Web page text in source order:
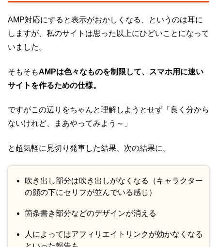
AMP対応にすると表示がおかしくなる、というのは耳に
しますが、私のサイトは思った以上にひどいことになって
いました。
そもそもAMPは色々なものを制限して、スマホ用に速い
サイトを作るための仕様。
ですがこの辺りをちゃんと理解しようとせず「良く分から
ないけれど、まあやってみよう～」
と超気軽に見切り発車した結果、次の結果に。
吹き出し部分は吹き出しがなくなる（キャラクター
の顔の下にセリフが並んでいる感じ）
箇条書き部分などのデザインが消える
人によってはアフィリエイトリンクが効かなくなる